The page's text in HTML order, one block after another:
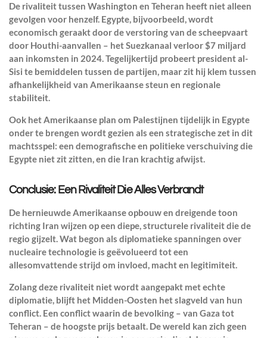
De rivaliteit tussen Washington en Teheran heeft niet alleen
gevolgen voor henzelf. Egypte, bijvoorbeeld, wordt
economisch geraakt door de verstoring van de scheepvaart
door Houthi-aanvallen – het Suezkanaal verloor $7 miljard
aan inkomsten in 2024. Tegelijkertijd probeert president al-
Sisi te bemiddelen tussen de partijen, maar zit hij klem tussen
afhankelijkheid van Amerikaanse steun en regionale
stabiliteit.
Ook het Amerikaanse plan om Palestijnen tijdelijk in Egypte
onder te brengen wordt gezien als een strategische zet in dit
machtsspel: een demografische en politieke verschuiving die
Egypte niet zit zitten, en die Iran krachtig afwijst.
Conclusie: Een Rivaliteit Die Alles Verbrandt
De hernieuwde Amerikaanse opbouw en dreigende toon
richting Iran wijzen op een diepe, structurele rivaliteit die de
regio gijzelt. Wat begon als diplomatieke spanningen over
nucleaire technologie is geëvolueerd tot een
allesomvattende strijd om invloed, macht en legitimiteit.
Zolang deze rivaliteit niet wordt aangepakt met echte
diplomatie, blijft het Midden-Oosten het slagveld van hun
conflict. Een conflict waarin de bevolking – van Gaza tot
Teheran – de hoogste prijs betaalt. De wereld kan zich geen